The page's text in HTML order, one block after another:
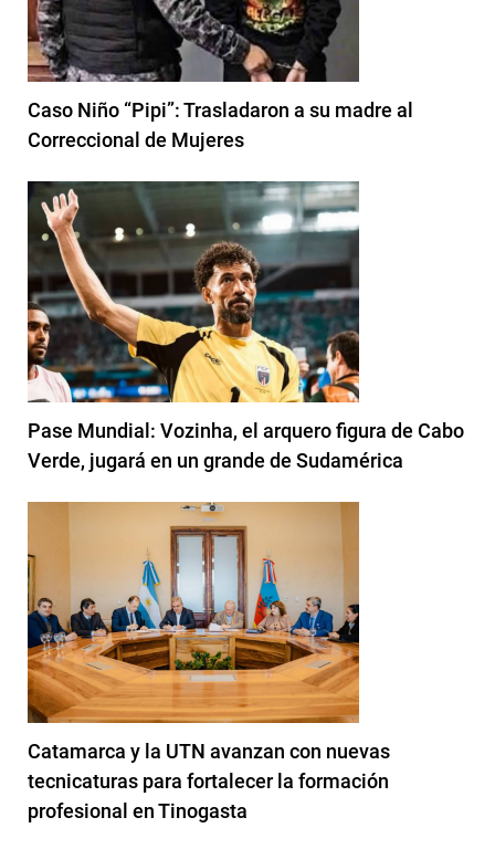
Caso Niño “Pipi”: Trasladaron a su madre al
Correccional de Mujeres
Pase Mundial: Vozinha, el arquero figura de Cabo
Verde, jugará en un grande de Sudamérica
Catamarca y la UTN avanzan con nuevas
tecnicaturas para fortalecer la formación
profesional en Tinogasta